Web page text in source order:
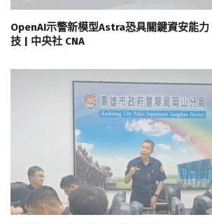
OpenAI示警新模型Astra恐具關鍵資安能
技 | 中央社 CNA